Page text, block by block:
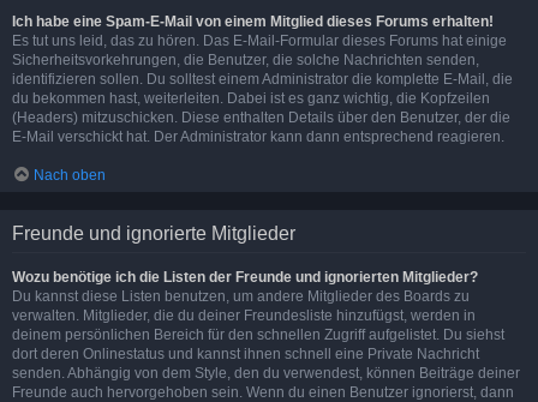
Ich habe eine Spam-E-Mail von einem Mitglied dieses Forums erhalten!
Es tut uns leid, das zu hören. Das E-Mail-Formular dieses Forums hat einige
Sicherheitsvorkehrungen, die Benutzer, die solche Nachrichten senden,
identifizieren sollen. Du solltest einem Administrator die komplette E-Mail, die
du bekommen hast, weiterleiten. Dabei ist es ganz wichtig, die Kopfzeilen
(Headers) mitzuschicken. Diese enthalten Details über den Benutzer, der die
E-Mail verschickt hat. Der Administrator kann dann entsprechend reagieren.
Nach oben
Freunde und ignorierte Mitglieder
Wozu benötige ich die Listen der Freunde und ignorierten Mitglieder?
Du kannst diese Listen benutzen, um andere Mitglieder des Boards zu
verwalten. Mitglieder, die du deiner Freundesliste hinzufügst, werden in
deinem persönlichen Bereich für den schnellen Zugriff aufgelistet. Du siehst
dort deren Onlinestatus und kannst ihnen schnell eine Private Nachricht
senden. Abhängig von dem Style, den du verwendest, können Beiträge deiner
Freunde auch hervorgehoben sein. Wenn du einen Benutzer ignorierst, dann